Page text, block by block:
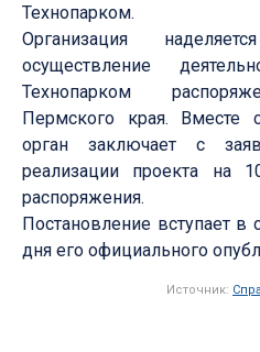
Технопарком.
Организация
осуществление
Технопарком
Пермского края. Вместе
орган заключает с
реализации проекта на
распоряжения.
Постановление вступает в
дня его официального
Источник: